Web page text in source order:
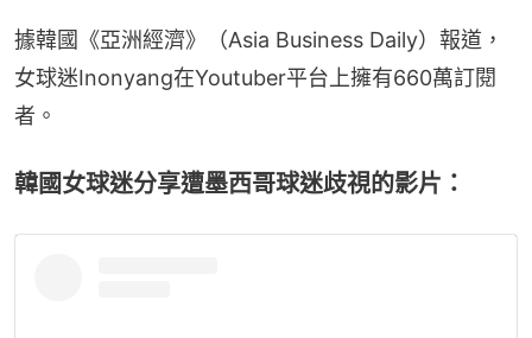
據韓國《亞洲經濟》（Asia Business Daily）報道，
女球迷Inonyang在Youtuber平台上擁有660萬訂閱
者。
韓國女球迷分享遭墨西哥球迷歧視的影片：